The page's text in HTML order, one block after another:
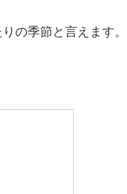
の季節と言えます。